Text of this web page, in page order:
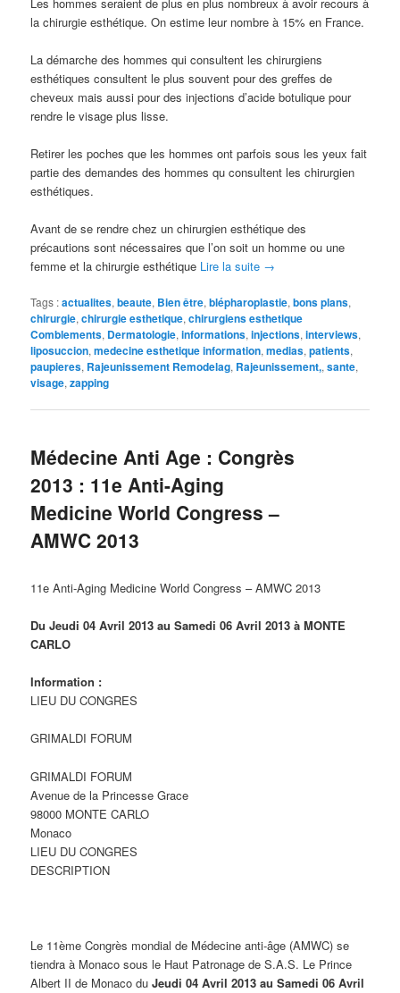
la chirurgie esthétique. On estime leur nombre à 15% en France.
La démarche des hommes qui consultent les chirurgiens
esthétiques consultent le plus souvent pour des greffes de
cheveux mais aussi pour des injections d’acide botulique pour
rendre le visage plus lisse.
Retirer les poches que les hommes ont parfois sous les yeux fait
partie des demandes des hommes qu consultent les chirurgien
esthétiques.
Avant de se rendre chez un chirurgien esthétique des
précautions sont nécessaires que l’on soit un homme ou une
femme et la chirurgie esthétique Lire la suite →
Tags :actualites,beaute, Bien être,blépharoplastie,bons plans,
chirurgie,chirurgie esthetique,chirurgiens esthetique
Comblements, Dermatologie,informations,injections,interviews,
liposuccion,medecine esthetique information,medias,patients,
paupieres, Rajeunissement Remodelag, Rajeunissement,,sante,
visage,zapping
Médecine Anti Age : Congrès
2013 : 11e Anti-Aging
Medicine World Congress –
AMWC 2013
11e Anti-Aging Medicine World Congress – AMWC 2013
Du Jeudi 04 Avril 2013 au Samedi 06 Avril 2013 à MONTE
CARLO
Information :
LIEU DU CONGRES
GRIMALDI FORUM
GRIMALDI FORUM
Avenue de la Princesse Grace
98000 MONTE CARLO
Monaco
LIEU DU CONGRES
DESCRIPTION
Le 11ème Congrès mondial de Médecine anti-âge (AMWC) se
tiendra à Monaco sous le Haut Patronage de S.A.S. Le Prince
Albert II de Monaco duJeudi 04 Avril 2013 au Samedi 06 Avril